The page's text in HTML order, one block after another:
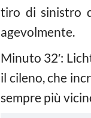
tiro di sinistro
agevolmente.
Minuto 32′:
il cileno, che
sempre più